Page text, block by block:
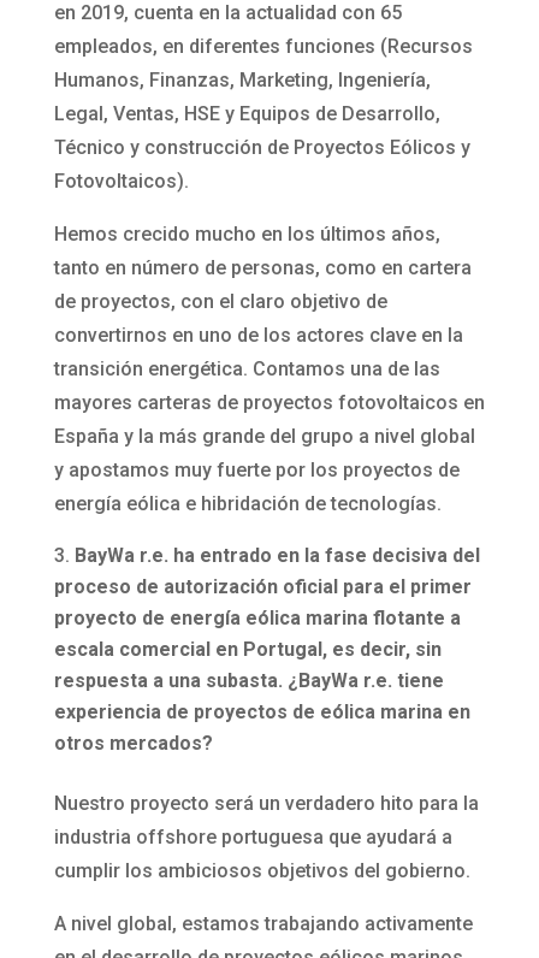
en 2019, cuenta en la actualidad con 65
empleados, en diferentes funciones (Recursos
Humanos, Finanzas, Marketing, Ingeniería,
Legal, Ventas, HSE y Equipos de Desarrollo,
Técnico y construcción de Proyectos Eólicos y
Fotovoltaicos).
Hemos crecido mucho en los últimos años,
tanto en número de personas, como en cartera
de proyectos, con el claro objetivo de
convertirnos en uno de los actores clave en la
transición energética. Contamos una de las
mayores carteras de proyectos fotovoltaicos en
España y la más grande del grupo a nivel global
y apostamos muy fuerte por los proyectos de
energía eólica e hibridación de tecnologías.
BayWa r.e. ha entrado en la fase decisiva del
proceso de autorización oficial para el primer
proyecto de energía eólica marina flotante a
escala comercial en Portugal, es decir, sin
respuesta a una subasta. ¿BayWa r.e. tiene
experiencia de proyectos de eólica marina en
otros mercados?
Nuestro proyecto será un verdadero hito para la
industria offshore portuguesa que ayudará a
cumplir los ambiciosos objetivos del gobierno.
A nivel global, estamos trabajando activamente